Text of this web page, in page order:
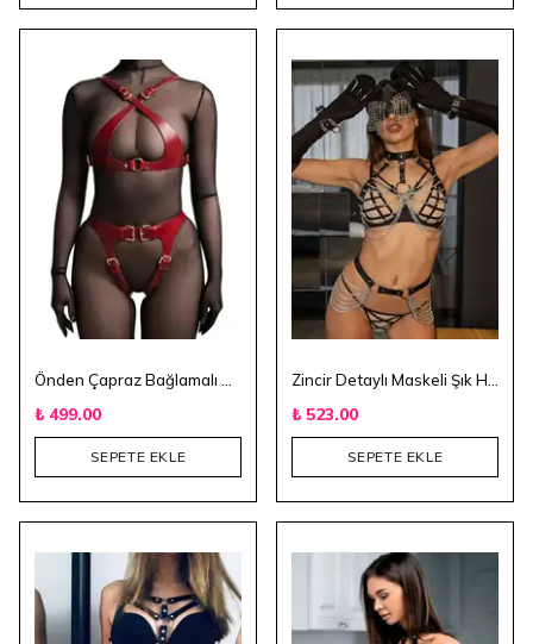
₺ 499.00
SEPETE EKLE
₺ 523.00
SEPETE EKLE